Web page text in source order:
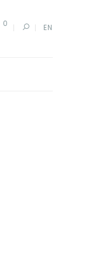
0 EN